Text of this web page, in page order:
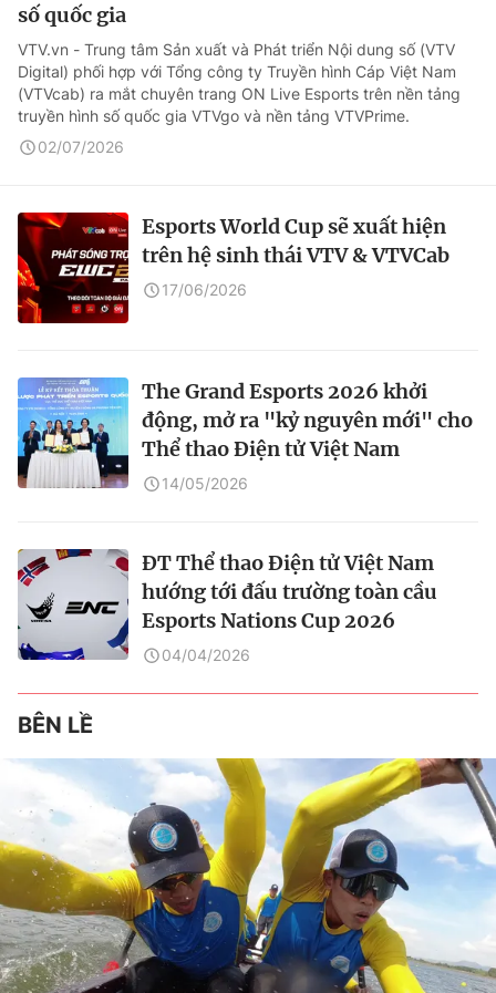
số quốc gia
VTV.vn - Trung tâm Sản xuất và Phát triển Nội dung số (VTV
Digital) phối hợp với Tổng công ty Truyền hình Cáp Việt Nam
(VTVcab) ra mắt chuyên trang ON Live Esports trên nền tảng
truyền hình số quốc gia VTVgo và nền tảng VTVPrime.
02/07/2026
Esports World Cup sẽ xuất hiện
trên hệ sinh thái VTV & VTVCab
17/06/2026
The Grand Esports 2026 khởi
động, mở ra "kỷ nguyên mới" cho
Thể thao Điện tử Việt Nam
14/05/2026
ĐT Thể thao Điện tử Việt Nam
hướng tới đấu trường toàn cầu
Esports Nations Cup 2026
04/04/2026
BÊN LỀ